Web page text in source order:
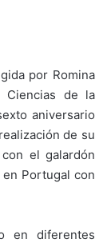
por Romina
Ciencias de la
aniversario
de su
el galardón
en Portugal con
en diferentes